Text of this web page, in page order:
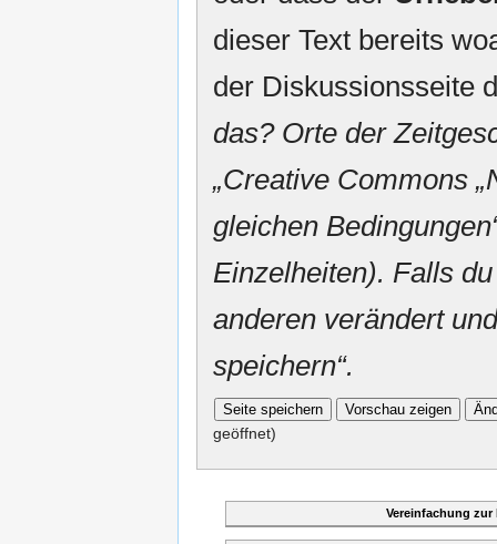
dieser Text bereits
der Diskussionsseite
das? Orte der
„Creative Commons
gleichen
Einzelheiten). Falls
anderen verändert
speichern“.
geöffnet)
Vereinfachung